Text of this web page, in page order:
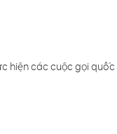
hiện các cuộc gọi